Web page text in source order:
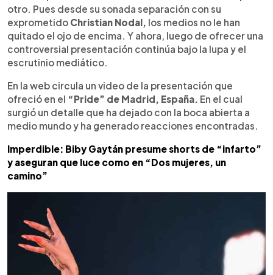
otro. Pues desde su sonada separación con su
exprometido Christian Nodal, los medios no le han
quitado el ojo de encima. Y ahora, luego de ofrecer una
controversial presentación continúa bajo la lupa y el
escrutinio mediático.
En la web circula un video de la presentación que
ofreció en el “Pride” de Madrid, España. En el cual
surgió un detalle que ha dejado con la boca abierta a
medio mundo y ha generado reacciones encontradas.
Imperdible: Biby Gaytán presume shorts de “infarto”
y aseguran que luce como en “Dos mujeres, un
camino”